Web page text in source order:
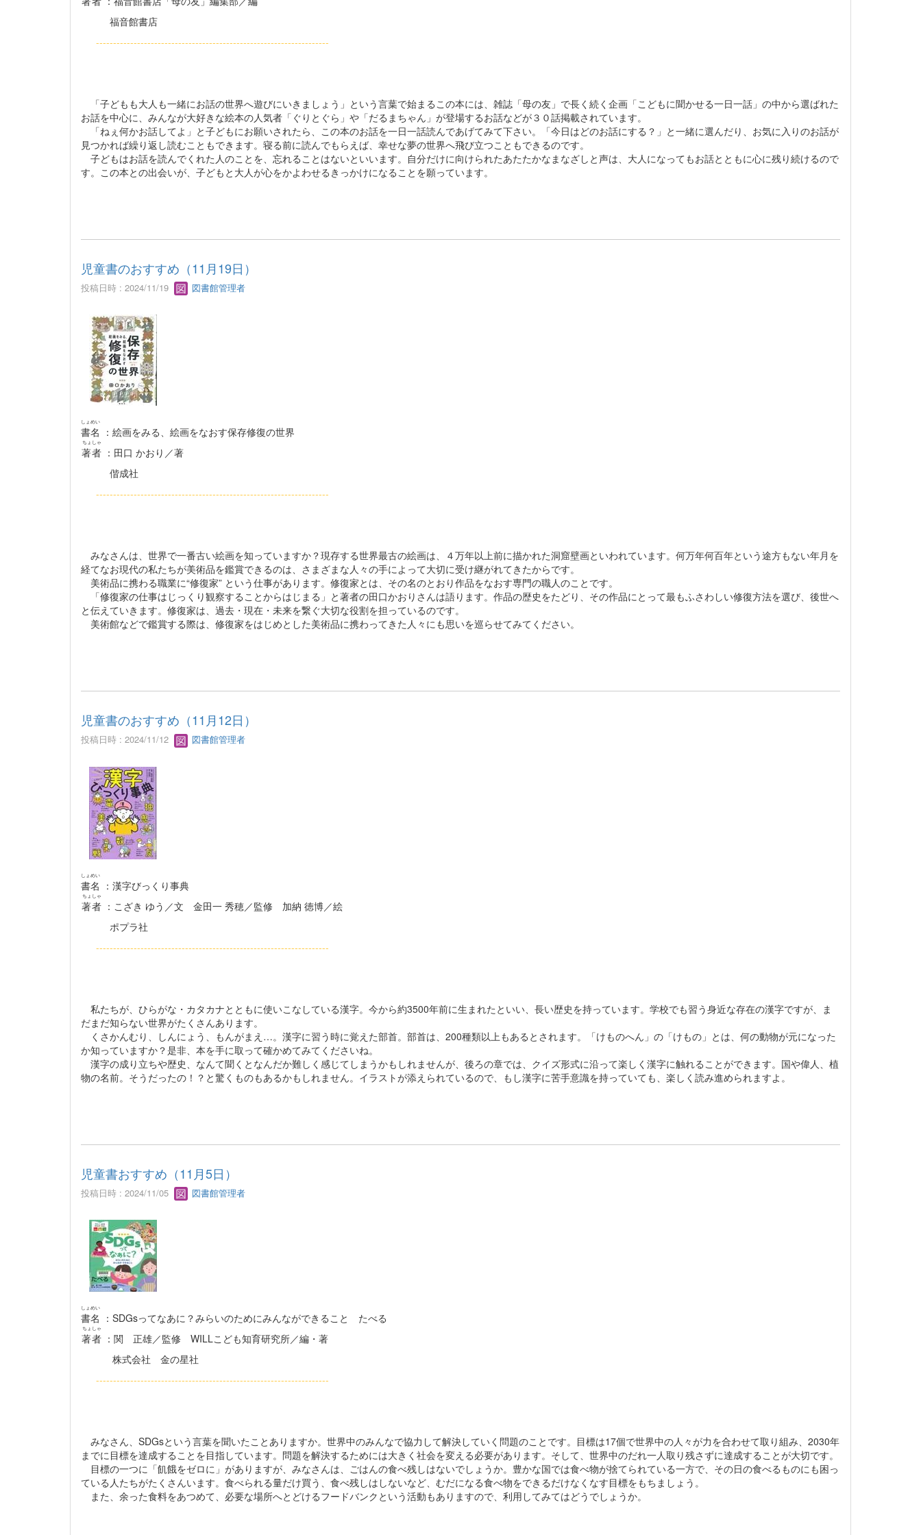
福音館書店
--------------------------------------------------------------------
「子どもも大人も一緒にお話の世界へ遊びにいきましょう」という言葉で始まるこの本には、雑誌「母の友」で長く続く企画「こどもに聞かせる一日一話」の中から選ばれた
お話を中心に、みんなが大好きな絵本の人気者「ぐりとぐら」や「だるまちゃん」が登場するお話などが３０話掲載されています。
「ねぇ何かお話してよ」と子どもにお願いされたら、この本のお話を一日一話読んであげてみて下さい。「今日はどのお話にする？」と一緒に選んだり、お気に入りのお話が
見つかれば繰り返し読むこともできます。寝る前に読んでもらえば、幸せな夢の世界へ飛び立つこともできるのです。
子どもはお話を読んでくれた人のことを、忘れることはないといいます。自分だけに向けられたあたたかなまなざしと声は、大人になってもお話とともに心に残り続けるので
す。この本との出会いが、子どもと大人が心をかよわせるきっかけになることを願っています。
児童書のおすすめ（11月19日）
投稿日時 : 2024/11/19 図書館管理者
書名
しょめい
：絵画をみる、絵画をなおす保存修復の世界
著者
ちょしゃ
：田口 かおり／著
偕成社
--------------------------------------------------------------------
みなさんは、世界で一番古い絵画を知っていますか？現存する世界最古の絵画は、４万年以上前に描かれた洞窟壁画といわれています。何万年何百年という途方もない年月を
経てなお現代の私たちが美術品を鑑賞できるのは、さまざまな人々の手によって大切に受け継がれてきたからです。
美術品に携わる職業に“修復家” という仕事があります。修復家とは、その名のとおり作品をなおす専門の職人のことです。
「修復家の仕事はじっくり観察することからはじまる」と著者の田口かおりさんは語ります。作品の歴史をたどり、その作品にとって最もふさわしい修復方法を選び、後世へ
と伝えていきます。修復家は、過去・現在・未来を繋ぐ大切な役割を担っているのです。
美術館などで鑑賞する際は、修復家をはじめとした美術品に携わってきた人々にも思いを巡らせてみてください。
児童書のおすすめ（11月12日）
投稿日時 : 2024/11/12 図書館管理者
書名
しょめい
：漢字びっくり事典
著者
ちょしゃ
：こざき ゆう／文 金田一 秀穂／監修 加納 徳博／絵
ポプラ社
--------------------------------------------------------------------
私たちが、ひらがな・カタカナとともに使いこなしている漢字。今から約3500年前に生まれたといい、長い歴史を持っています。学校でも習う身近な存在の漢字ですが、ま
だまだ知らない世界がたくさんあります。
くさかんむり、しんにょう、もんがまえ…。漢字に習う時に覚えた部首。部首は、200種類以上もあるとされます。「けものへん」の「けもの」とは、何の動物が元になった
か知っていますか？是非、本を手に取って確かめてみてくださいね。
漢字の成り立ちや歴史、なんて聞くとなんだか難しく感じてしまうかもしれませんが、後ろの章では、クイズ形式に沿って楽しく漢字に触れることができます。国や偉人、植
物の名前。そうだったの！？と驚くものもあるかもしれません。イラストが添えられているので、もし漢字に苦手意識を持っていても、楽しく読み進められますよ。
児童書おすすめ（11月5日）
投稿日時 : 2024/11/05 図書館管理者
書名
しょめい
：SDGsってなあに？みらいのためにみんなができること たべる
著者
ちょしゃ
：関 正雄／監修 WILLこども知育研究所／編・著
株式会社 金の星社
--------------------------------------------------------------------
みなさん、SDGsという言葉を聞いたことありますか。世界中のみんなで協力して解決していく問題のことです。目標は17個で世界中の人々が力を合わせて取り組み、2030年
までに目標を達成することを目指しています。問題を解決するためには大きく社会を変える必要があります。そして、世界中のだれ一人取り残さずに達成することが大切です。
目標の一つに「飢餓をゼロに」がありますが、みなさんは、ごはんの食べ残しはないでしょうか。豊かな国では食べ物が捨てられている一方で、その日の食べるものにも困っ
ている人たちがたくさんいます。食べられる量だけ買う、食べ残しはしないなど、むだになる食べ物をできるだけなくなす目標をもちましょう。
また、余った食料をあつめて、必要な場所へとどけるフードバンクという活動もありますので、利用してみてはどうでしょうか。